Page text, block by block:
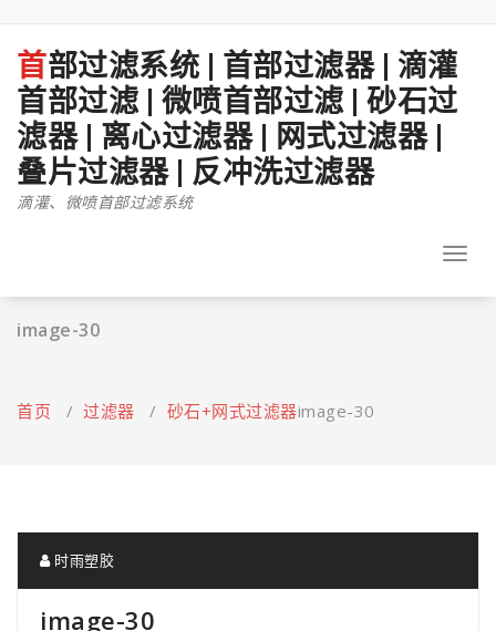
首部过滤系统 | 首部过滤器 | 滴灌
首部过滤 | 微喷首部过滤 | 砂石过
滤器 | 离心过滤器 | 网式过滤器 |
叠片过滤器 | 反冲洗过滤器
滴灌、微喷首部过滤系统
image-30
首页 / 过滤器 / 砂石+网式过滤器image-30
时雨塑胶
image-30